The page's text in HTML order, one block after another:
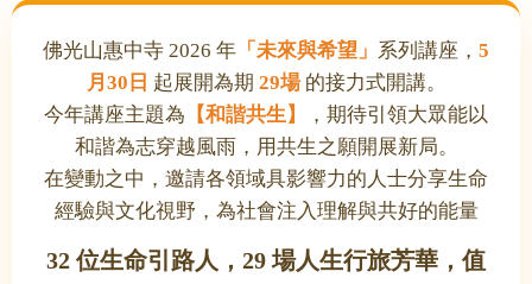
佛光山惠中寺 2026 年 「未來與希望」 系列講座， 5
月30日 起展開為期 29場 的接力式開講。
今年講座主題為 【和諧共生】
，期待引領大眾能以
和諧為志穿越風雨，用共生之願開展新局。
在變動之中，邀請各領域具影響力的人士分享生命
經驗與文化視野，為社會注入理解與共好的能量
32 位生命引路人，29 場人生行旅芳華，值